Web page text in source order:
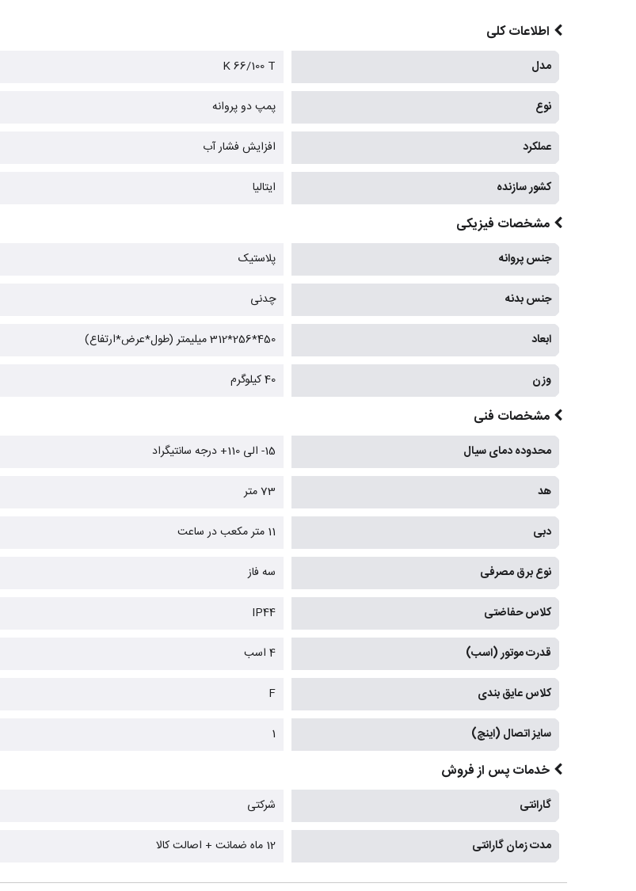
اطلاعات کلی
مدل K 66/100 T
نوع پمپ دو پروانه
عملکرد افزایش فشار آب
کشور سازنده ایتالیا
مشخصات فیزیکی
جنس پروانه پلاستیک
جنس بدنه چدنی
ابعاد 450*256*312 میلیمتر (طول*عرض*ارتفاع)
وزن 40 کیلوگرم
مشخصات فنی
محدوده دمای سیال 15- الی 110+ درجه سانتیگراد
هد 73 متر
دبی 11 متر مکعب در ساعت
نوع برق مصرفی سه فاز
کلاس حفاضتی IP44
قدرت موتور (اسب) 4 اسب
کلاس عایق بندی F
سایز اتصال (اینچ) 1
خدمات پس از فروش
گارانتی شرکتی
مدت زمان گارانتی 12 ماه ضمانت + اصالت کالا